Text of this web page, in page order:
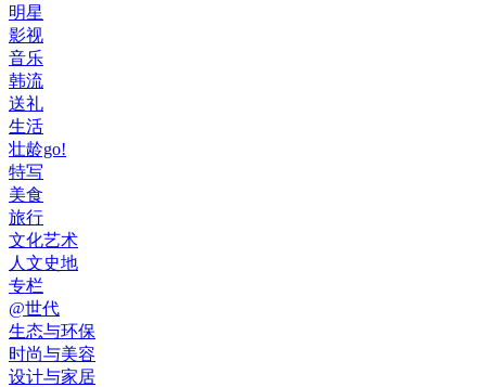
明星
影视
音乐
韩流
送礼
生活
壮龄go!
特写
美食
旅行
文化艺术
人文史地
专栏
@世代
生态与环保
时尚与美容
设计与家居